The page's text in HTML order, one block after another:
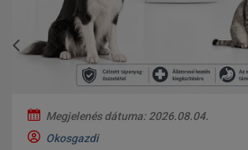
Megjelenés dátuma: 2026.08.04.
Okosgazdi